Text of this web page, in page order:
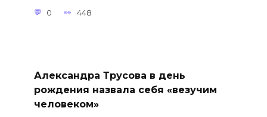
0 448
Александра Трусова в день
рождения назвала себя «везучим
человеком»